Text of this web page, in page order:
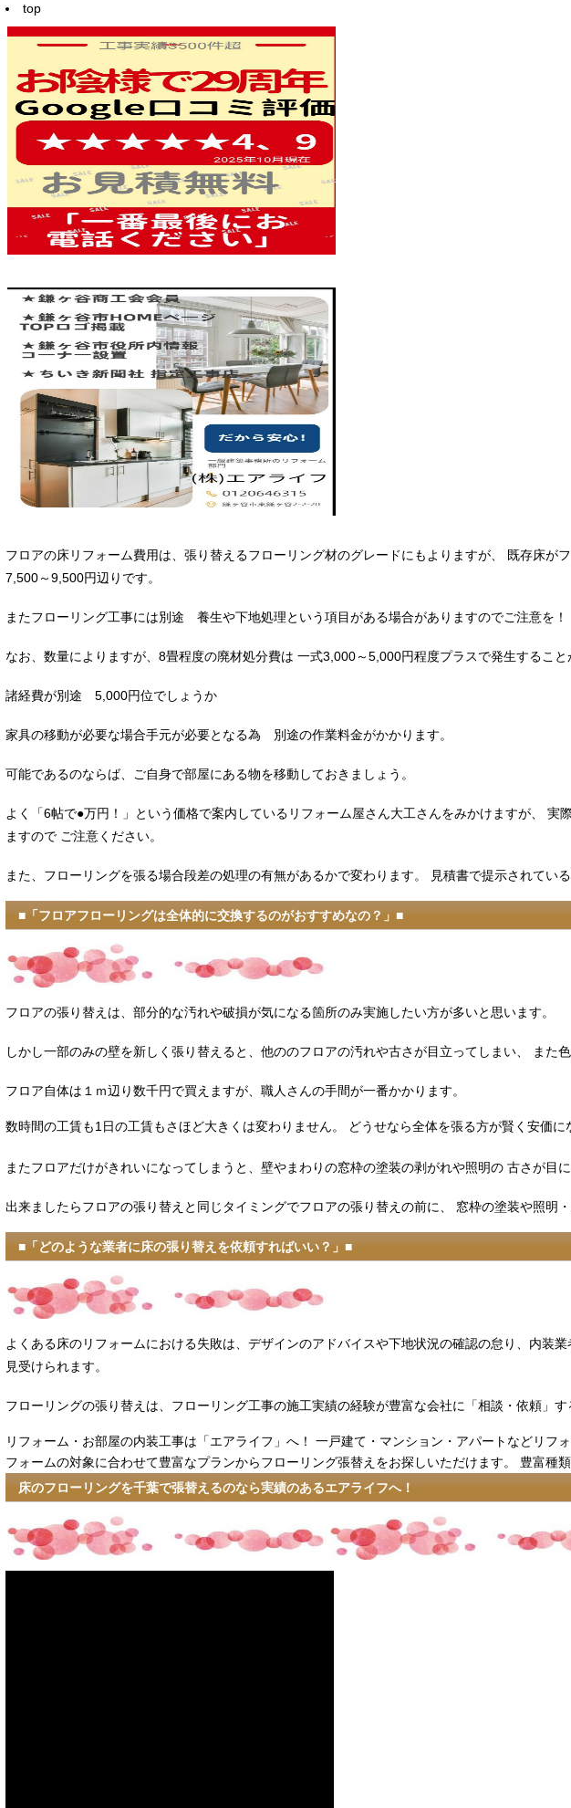
top
フロアの床リフォーム費用は、張り替えるフローリング材のグレードにもよりますが、 既存床
7,500～9,500円辺りです。
またフローリング工事には別途 養生や下地処理という項目がある場合がありますのでご注意を！
なお、数量によりますが、8畳程度の廃材処分費は 一式3,000～5,000円程度プラスで発生すること
諸経費が別途 5,000円位でしょうか
家具の移動が必要な場合手元が必要となる為 別途の作業料金がかかります。
可能であるのならば、ご自身で部屋にある物を移動しておきましょう。
よく「6帖で●万円！」という価格で案内しているリフォーム屋さん大工さんをみかけますが、
ますので ご注意ください。
また、フローリングを張る場合段差の処理の有無があるかで変わります。 見積書で提示されてい
■「フロアフローリングは全体的に交換するのがおすすめなの？」■
フロアの張り替えは、部分的な汚れや破損が気になる箇所のみ実施したい方が多いと思います。
しかし一部のみの壁を新しく張り替えると、他ののフロアの汚れや古さが目立ってしまい、 また
フロア自体は１ｍ辺り数千円で買えますが、職人さんの手間が一番かかります。
数時間の工賃も1日の工賃もさほど大きくは変わりません。 どうせなら全体を張る方が賢く安価に
またフロアだけがきれいになってしまうと、壁やまわりの窓枠の塗装の剥がれや照明の 古さが目
出来ましたらフロアの張り替えと同じタイミングでフロアの張り替えの前に、 窓枠の塗装や照明
■「どのような業者に床の張り替えを依頼すればいい？」■
よくある床のリフォームにおける失敗は、デザインのアドバイスや下地状況の確認の怠り、内装
見受けられます。
フローリングの張り替えは、フローリング工事の施工実績の経験が豊富な会社に「相談・依頼」
リフォーム・お部屋の内装工事は「エアライフ」へ！ 一戸建て・マンション・アパートなどリ
フォームの対象に合わせて豊富なプランからフローリング張替えをお探しいただけます。 豊富
床のフローリングを千葉で張替えるのなら実績のあるエアライフへ！